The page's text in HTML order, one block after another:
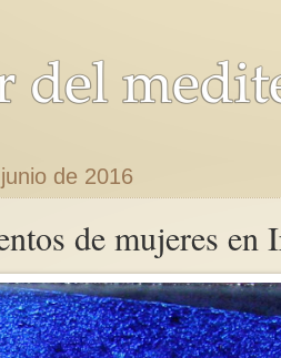
de 2016
de mujeres en